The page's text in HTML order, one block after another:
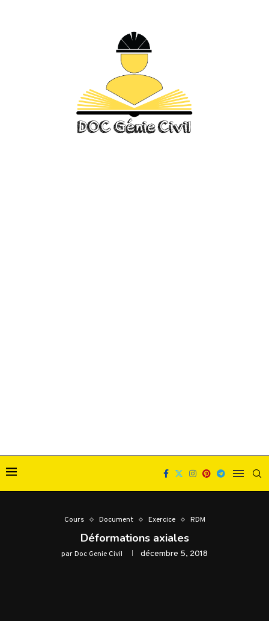
Cours Document Exercice RDM
Déformations axiales
parDoc Genie Civil décembre 5, 2018